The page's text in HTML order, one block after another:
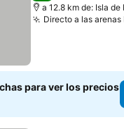
a 12.8 km de: Isla de
Directo a las
para ver los precios